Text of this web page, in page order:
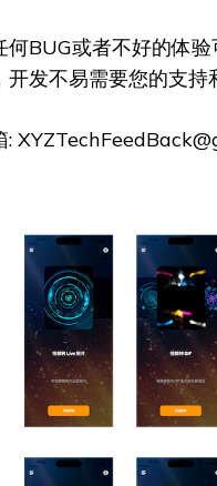
何BUG或者不好的体
开发不易需要您的支持
: